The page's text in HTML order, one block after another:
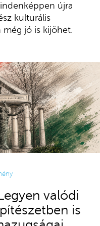
újra
kulturális
még jó is kijöhet.
valódi
is